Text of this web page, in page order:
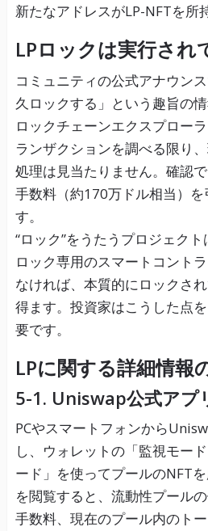
新たなアドレスがLP-NFTを所
LPロックは実行され
コミュニティの公式アナウン
久ロックする」という趣旨の
ロックチェーンエクスプロー
ランザクションを調べる限り
処理は見当たりません。確認
手数料（約170万ドル相当）
す。
“ロック”をうたうプロジェク
ロック専用のスマートコント
なければ、本質的にロックさ
得ます。投資家はこうした点
要です。
LPに関する詳細情報
5-1. Uniswap公式アプ
PCやスマートフォンから
し、ウォレットの「監視モー
ード」を使ってプールのNFT
を閲覧すると、流動性プール
手数料、現在のプール内のト